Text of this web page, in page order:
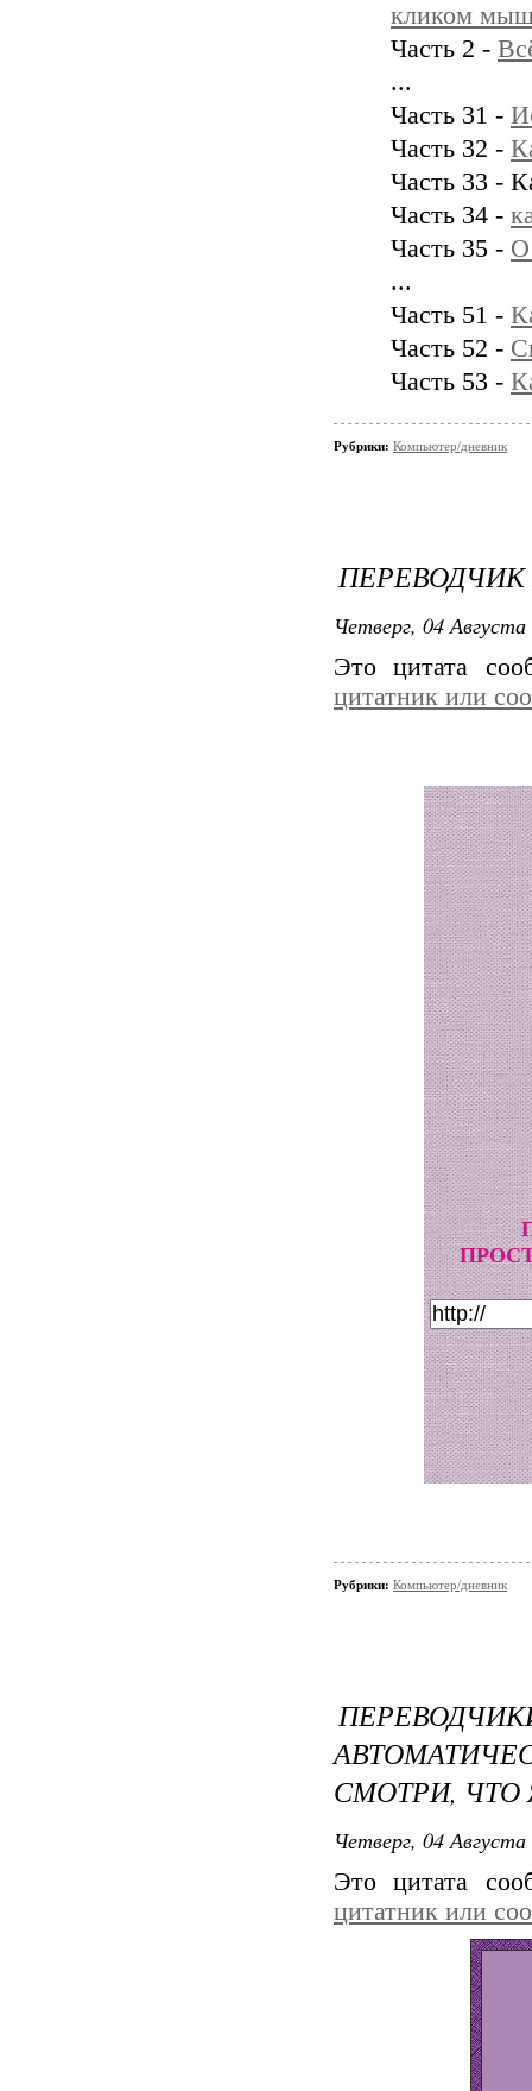
кликом
Часть 2 -
...
Часть 31 -
Часть 32 -
Часть 33 -
Часть 34 -
Часть 35 - О
...
Часть 51 -
Часть 52 -
Часть 53 -
Рубрики: Компьютер/дневник
ПЕРЕВОДЧИК
Четверг, 04
Это цитата
цитатник или
Рубрики: Компьютер/дневник
СМОТРИ,
Четверг, 04
Это цитата
цитатник или